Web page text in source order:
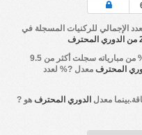
العدد الإجمالي للركنيات المسجلة في
تشير الى ان ?% من مبارياته سجلت أكثر من 9.5
معدل ?% لعدد
الدوري المحترفهو ?